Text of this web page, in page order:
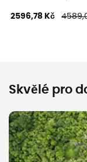
2596,78 Kč
Skvělé pro